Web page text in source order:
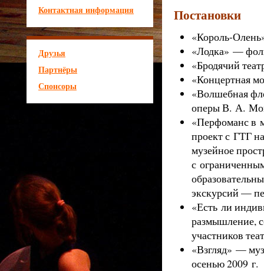
Контактная информация
Друзья
Партнёры
Спонсоры
Постановки
«Король-
«Лодка» —
«Бродячий
«Концертная
«Волшебная
оперы В. А.
«Перфоманс в
проект с ГТГ
музейное
с
экскурсий —
«Есть ли
размышление,
участников
«Взгляд» —
осенью 2009 г.